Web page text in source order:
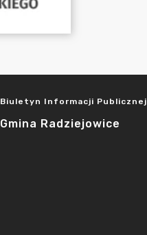
Biuletyn Informacji Publicznej
Gmina Radziejowice